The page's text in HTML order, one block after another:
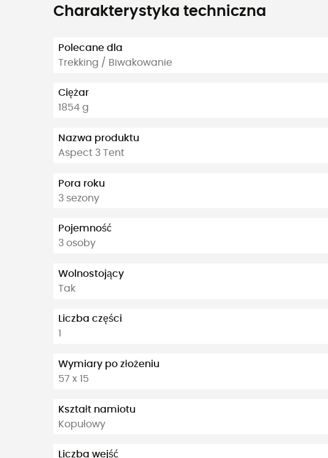
Charakterystyka techniczna
Polecane dla
Trekking / Biwakowanie
Ciężar
1854 g
Nazwa produktu
Aspect 3 Tent
Pora roku
3 sezony
Pojemność
3 osoby
Wolnostojący
Tak
Liczba części
1
Wymiary po złożeniu
57 x 15
Kształt namiotu
Kopułowy
Liczba wejść